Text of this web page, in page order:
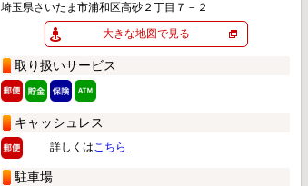
埼玉県さいたま市浦和区高砂２丁目７－２
大きな地図で見る
取り扱いサービス
キャッシュレス
詳しくはこちら
駐車場